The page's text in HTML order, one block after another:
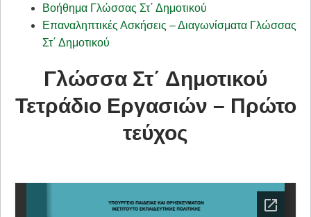
Βοήθημα Γλώσσας Στ΄ Δημοτικού
Επαναληπτικές Ασκήσεις – Διαγωνίσματα Γλώσσας
Στ΄ Δημοτικού
Γλώσσα Στ΄ Δημοτικού
Τετράδιο Εργασιών – Πρώτο
τεύχος